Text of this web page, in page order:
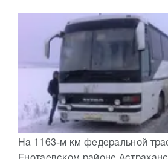
На 1163-м км федеральной